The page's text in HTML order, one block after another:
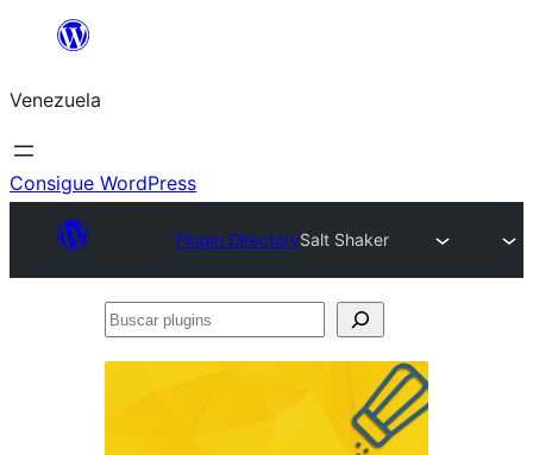
Saltar
contenido
Venezuela
Consigue WordPress
Plugin DirectorySalt Shaker
Buscar